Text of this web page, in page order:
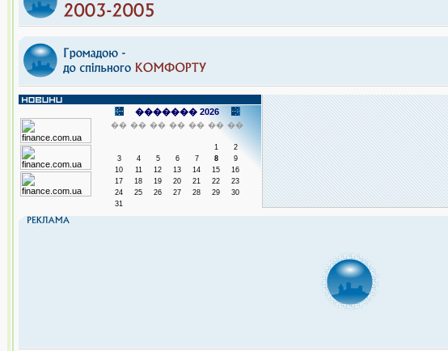
������� 2026
�� �� �� �� �� �� ��
1
2
3
4 5 6 7 8
9
10
11 12 13 14 15
16
17
18 19 20 21 22
23
24
25 26 27 28 29
30
31